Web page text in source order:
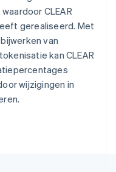
CLEAR
gerealiseerd. Met
van
kan CLEAR
wijzigingen in